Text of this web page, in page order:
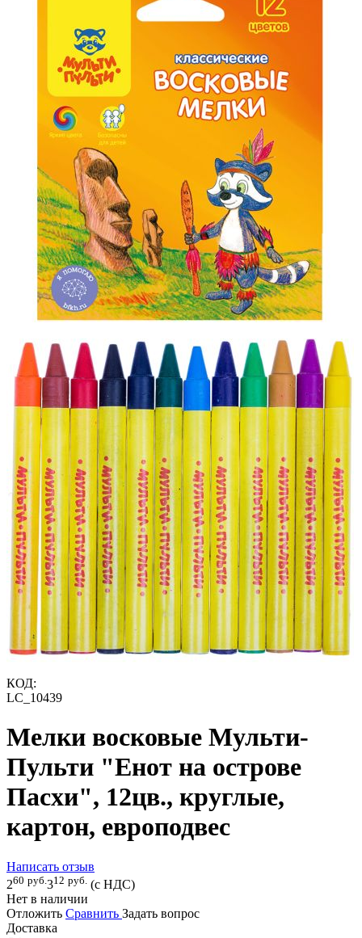
КОД:
LC_10439
Мелки восковые Мульти-
Пульти "Енот на острове
Пасхи", 12цв., круглые,
картон, европодвес
Написать отзыв
260 руб. 312 руб. (с НДС)
Нет в наличии
Отложить Сравнить Задать вопрос
Доставка